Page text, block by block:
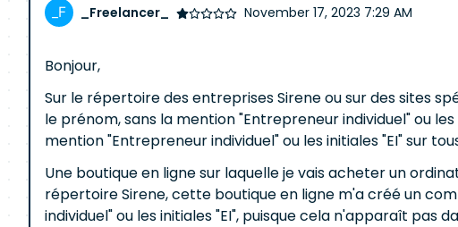
_Freelancer_ November 17, 2023 7:29 AM
Bonjour,
Sur le répertoire des entreprises Sirene ou sur des sites
le prénom, sans la mention "Entrepreneur individuel" ou
mention "Entrepreneur individuel" ou les initiales "EI" sur
Une boutique en ligne sur laquelle je vais acheter un
répertoire Sirene, cette boutique en ligne m'a créé un
individuel" ou les initiales "EI", puisque cela n'apparaît pas